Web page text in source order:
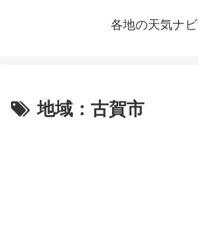
各地の天気ナビ
地域：古賀市